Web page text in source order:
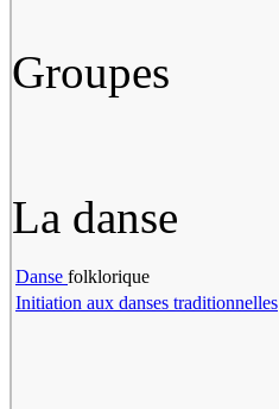
Groupes
La danse
Danse folklorique
Initiation aux danses traditionnelles